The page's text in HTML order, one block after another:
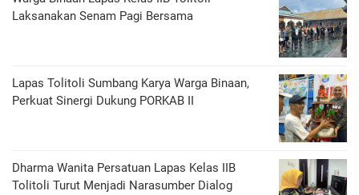
Laksanakan Senam Pagi Bersama
Lapas Tolitoli Sumbang Karya Warga Binaan,
Perkuat Sinergi Dukung PORKAB II
Dharma Wanita Persatuan Lapas Kelas IIB
Tolitoli Turut Menjadi Narasumber Dialog